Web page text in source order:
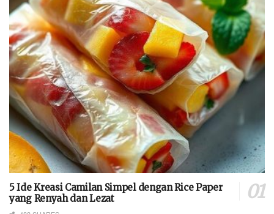
5 Ide Kreasi Camilan Simpel dengan Rice Paper
yang Renyah dan Lezat